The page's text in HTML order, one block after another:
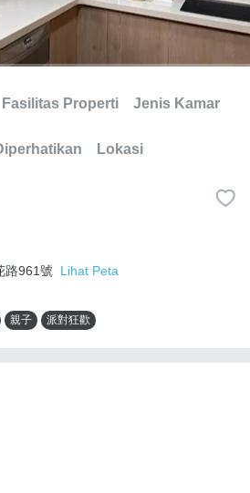
Fasilitas Properti Jenis Kamar
Lokasi
路961號
Lihat Peta
親子 派對狂歡